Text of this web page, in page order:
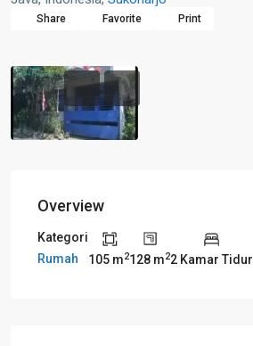
Share Favorite Print
Overview
Kategori
Rumah
105 m2128 m22 Kamar Tidur